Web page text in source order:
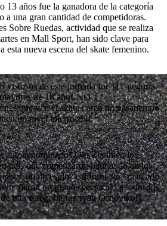
13 años fue la ganadora de la categoría
a una gran cantidad de competidoras.
Sobre Ruedas, actividad que se realiza
en Mall Sport, han sido clave para
esta nueva escena del skate femenino.
vistosos de esta jornada fue la categoría
de 18 años NO
que ven el skate como un pasatiempo
un nivel intermedio.
autodenominados Old Zheimer, los
país que comenzaron patinando en los
Con un estilo “californiano” marcado
dieron un gran espectáculo a todos los
esta categoría fue Ivan Osnovikoff